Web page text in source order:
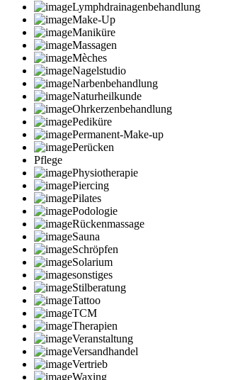
Lymphdrainagenbehandlung
Make-Up
Maniküre
Massagen
Mèches
Nagelstudio
Narbenbehandlung
Naturheilkunde
Ohrkerzenbehandlung
Pediküre
Permanent-Make-up
Perücken
Pflege
Physiotherapie
Piercing
Pilates
Podologie
Rückenmassage
Sauna
Schröpfen
Solarium
sonstiges
Stilberatung
Tattoo
TCM
Therapien
Veranstaltung
Versandhandel
Vertrieb
Waxing